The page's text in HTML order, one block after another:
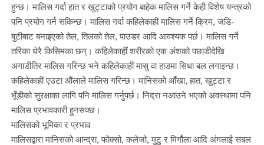
हुन्छ। मालिस गर्दा हात र खुट्टाको प्रयोग बाहेक मालिस गर्ने केही विशेष यन्त्रको
पनि प्रयोग गर्न सकिन्छ। मालिस गर्दा कहिलेकाहीं मालिस गर्ने क्रिम, जडि-
बुटीबाट बनाइएको तेल, तिलको तेल, पाउडर आदि आवश्यक पर्छ। मालिस गर्ने
तरिका धेरै किसिमका छन्। कहिलेकाहीं शरीरको एक अंशको पछाडीदेखि
अगाडीतिर मालिस गरिन्छ भने कहिलेकाहीं मासु वा हाडमा सिधा बल लगाइन्छ।
कहिलेकाहीं एउटा औंलाले मालिस गरिन्छ। मानिसको आँखा, हात, खुट्टा र
भूँडीको सुरक्षाका लागि पनि मालिस गर्नुपर्छ। निद्रा नआउने भएको अवस्थामा पनि
मालिस प्रभावकारी हुनसक्छ।
मालिसको भूमिका र प्रभाव
मालिसद्बारा मानिसको आन्द्रा, फोक्सो, कलेजो, मुटु र मिर्गौला आदि अंगलाई सबल